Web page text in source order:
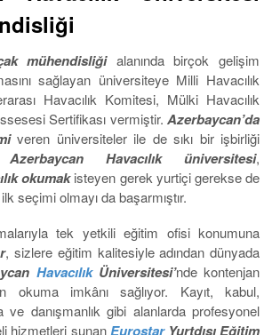
mühendisliğialanında birçok gelişim
sağlayan üniversiteye Milli Havacılık
Havacılık Komitesi, Mülki Havacılık
Sertifikası vermiştir. Azerbaycan’da
veren üniversiteler ile de sıkı bir işbirliği
Azerbaycan Havacılık üniversitesi,
okumakisteyen gerek yurtiçi gerekse de
seçimi olmayı da başarmıştır.
tek yetkili eğitim ofisi konumuna
, sizlere eğitim kalitesiyle adından dünyada
HavacılıkÜniversitesi’nde kontenjan
okuma imkânı sağlıyor. Kayıt, kabul,
ve danışmanlık gibi alanlarda profesyonel
hizmetleri sunanEurostarYurtdışı Eğitim